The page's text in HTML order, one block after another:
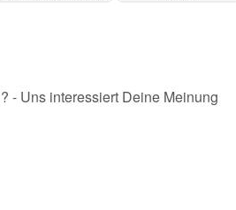
- Uns interessiert Deine Meinung